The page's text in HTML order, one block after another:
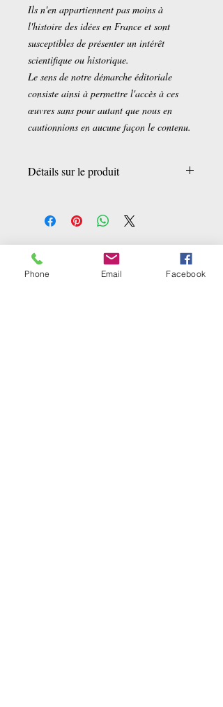
Ils n'en appartiennent pas moins à
l'histoire des idées en France et sont
susceptibles de présenter un intérêt
scientifique ou historique.
Le sens de notre démarche éditoriale
consiste ainsi à permettre l'accès à ces
œuvres sans pour autant que nous en
cautionnions en aucune façon le contenu.
Détails sur le produit
Editeur :
Hachette Livre BNF (1 mars
2016)
Collection :Littérature
Langue : Français
ISBN-10: 2016134062
Ähnliche Produkte
Phone Email Facebook